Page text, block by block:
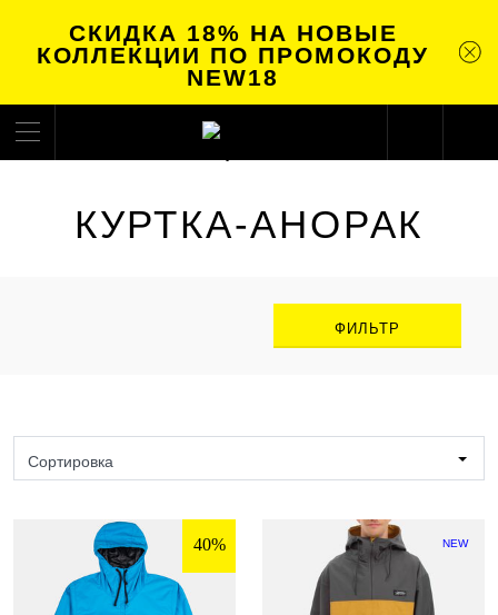
СКИДКА 18% НА НОВЫЕ
КОЛЛЕКЦИИ ПО ПРОМОКОДУ
NEW18
КУРТКА-АНОРАК
ФИЛЬТР
Сортировка
40% NEW